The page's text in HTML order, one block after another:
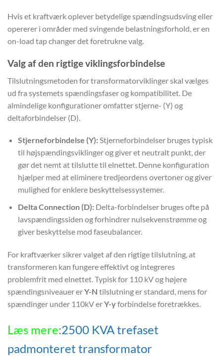
Hvis et kraftværk oplever betydelige spændingsudsving eller
opererer i områder med svingende belastningsforhold, er en
on-load tap changer det foretrukne valg.
Valg af den rigtige viklingsforbindelse
Tilslutningsmetoden for transformatorviklinger skal vælges
ud fra systemets spændingsfaser og kompatibilitet. De
almindelige konfigurationer omfatter stjerne- (Y) og
deltaforbindelser (D).
Stjerneforbindelse (Y):Stjerneforbindelser bruges typisk
til højspændingsviklinger og giver et neutralt punkt, der
gør det nemt at tilslutte til elnettet. Denne konfiguration
hjælper med at eliminere tredjeordens overtoner og giver
mulighed for enklere beskyttelsessystemer.
Delta Connection (D):Delta-forbindelser bruges ofte på
lavspændingssiden og forhindrer nulsekvenstrømme og
giver beskyttelse mod faseubalancer.
For kraftværker sikrer valget af den rigtige tilslutning, at
transformeren kan fungere effektivt og integreres
problemfrit med elnettet. Typisk for 110 kV og højere
spændingsniveauer erY-N tilslutning er standard, mens for
spændinger under 110kV erY-yforbindelse foretrækkes.
Læs mere:2500 KVA trefaset
padmonteret transformator